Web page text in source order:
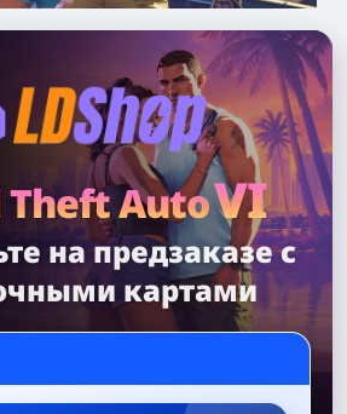
Theft AutoVI
на предзаказе с
картами